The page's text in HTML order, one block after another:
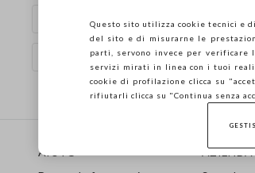
Vestiti in cotone
Bluse viola da donna
AIUTO
AZIENDA
Questo sito utilizza cookie tecnici e
del sito e di misurarne le
parti, servono invece per
servizi mirati in linea con i tuoi
cookie di profilazione clicca su
rifiutarli clicca su "Continua senza